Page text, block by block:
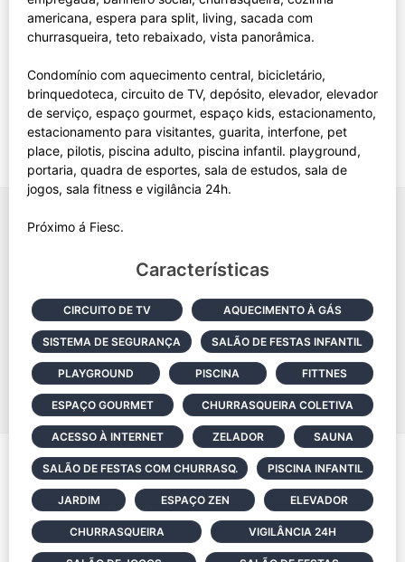
americana, espera para split, living, sacada com
churrasqueira, teto rebaixado, vista panorâmica.
Condomínio com aquecimento central, bicicletário,
brinquedoteca, circuito de TV, depósito, elevador, elevador
de serviço, espaço gourmet, espaço kids, estacionamento,
estacionamento para visitantes, guarita, interfone, pet
place, pilotis, piscina adulto, piscina infantil. playground,
portaria, quadra de esportes, sala de estudos, sala de
jogos, sala fitness e vigilância 24h.
Características
CIRCUITO DE TV AQUECIMENTO À GÁS
SISTEMA DE SEGURANÇA SALÃO DE FESTAS INFANTIL
PLAYGROUND PISCINA FITTNES
ESPAÇO GOURMET CHURRASQUEIRA COLETIVA
ACESSO À INTERNET ZELADOR SAUNA
SALÃO DE FESTAS COM CHURRASQ. PISCINA INFANTIL
JARDIM ESPAÇO ZEN ELEVADOR
CHURRASQUEIRA VIGILÂNCIA 24H